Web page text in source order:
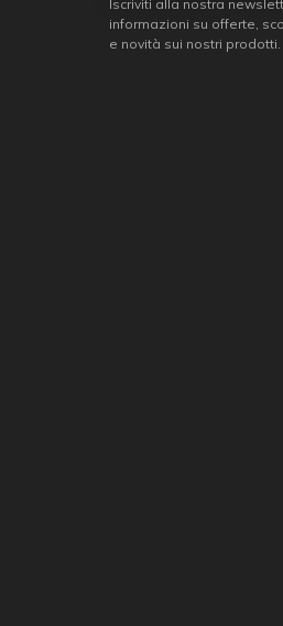
Iscriviti alla nostra
informazioni su offerte,
e novità sui nostri prodotti.